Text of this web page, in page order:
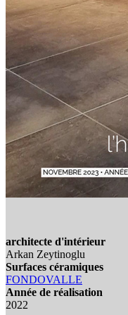
architecte d'intérieur
Arkan Zeytinoglu
Surfaces céramiques
FONDOVALLE
Année de réalisation
2022